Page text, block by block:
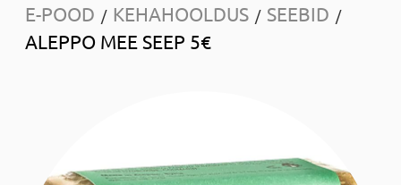
E-POOD / KEHAHOOLDUS / SEEBID /
ALEPPO MEE SEEP 5€